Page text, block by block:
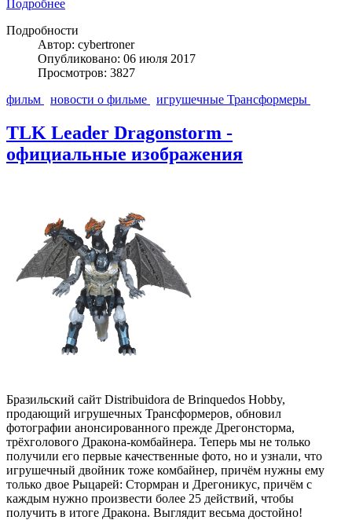
Подробнее
Подробности
Автор: cybertroner
Опубликовано: 06 июля 2017
Просмотров: 3827
фильм
новости о фильме игрушечные Трансформеры
TLK Leader Dragonstorm -
официальные изображения
Бразильский сайт Distribuidora de Brinquedos Hobby,
продающий игрушечных Трансформеров, обновил
фотографии анонсированного прежде Дрегонсторма,
трёхголового Дракона-комбайнера. Теперь мы не только
получили его первые качественные фото, но и узнали, что
игрушечный двойник тоже комбайнер, причём нужны ему
только двое Рыцарей: Стормран и Дрегоникус, причём с
каждым нужно произвести более 25 действий, чтобы
получить в итоге Дракона. Выглядит весьма достойно!